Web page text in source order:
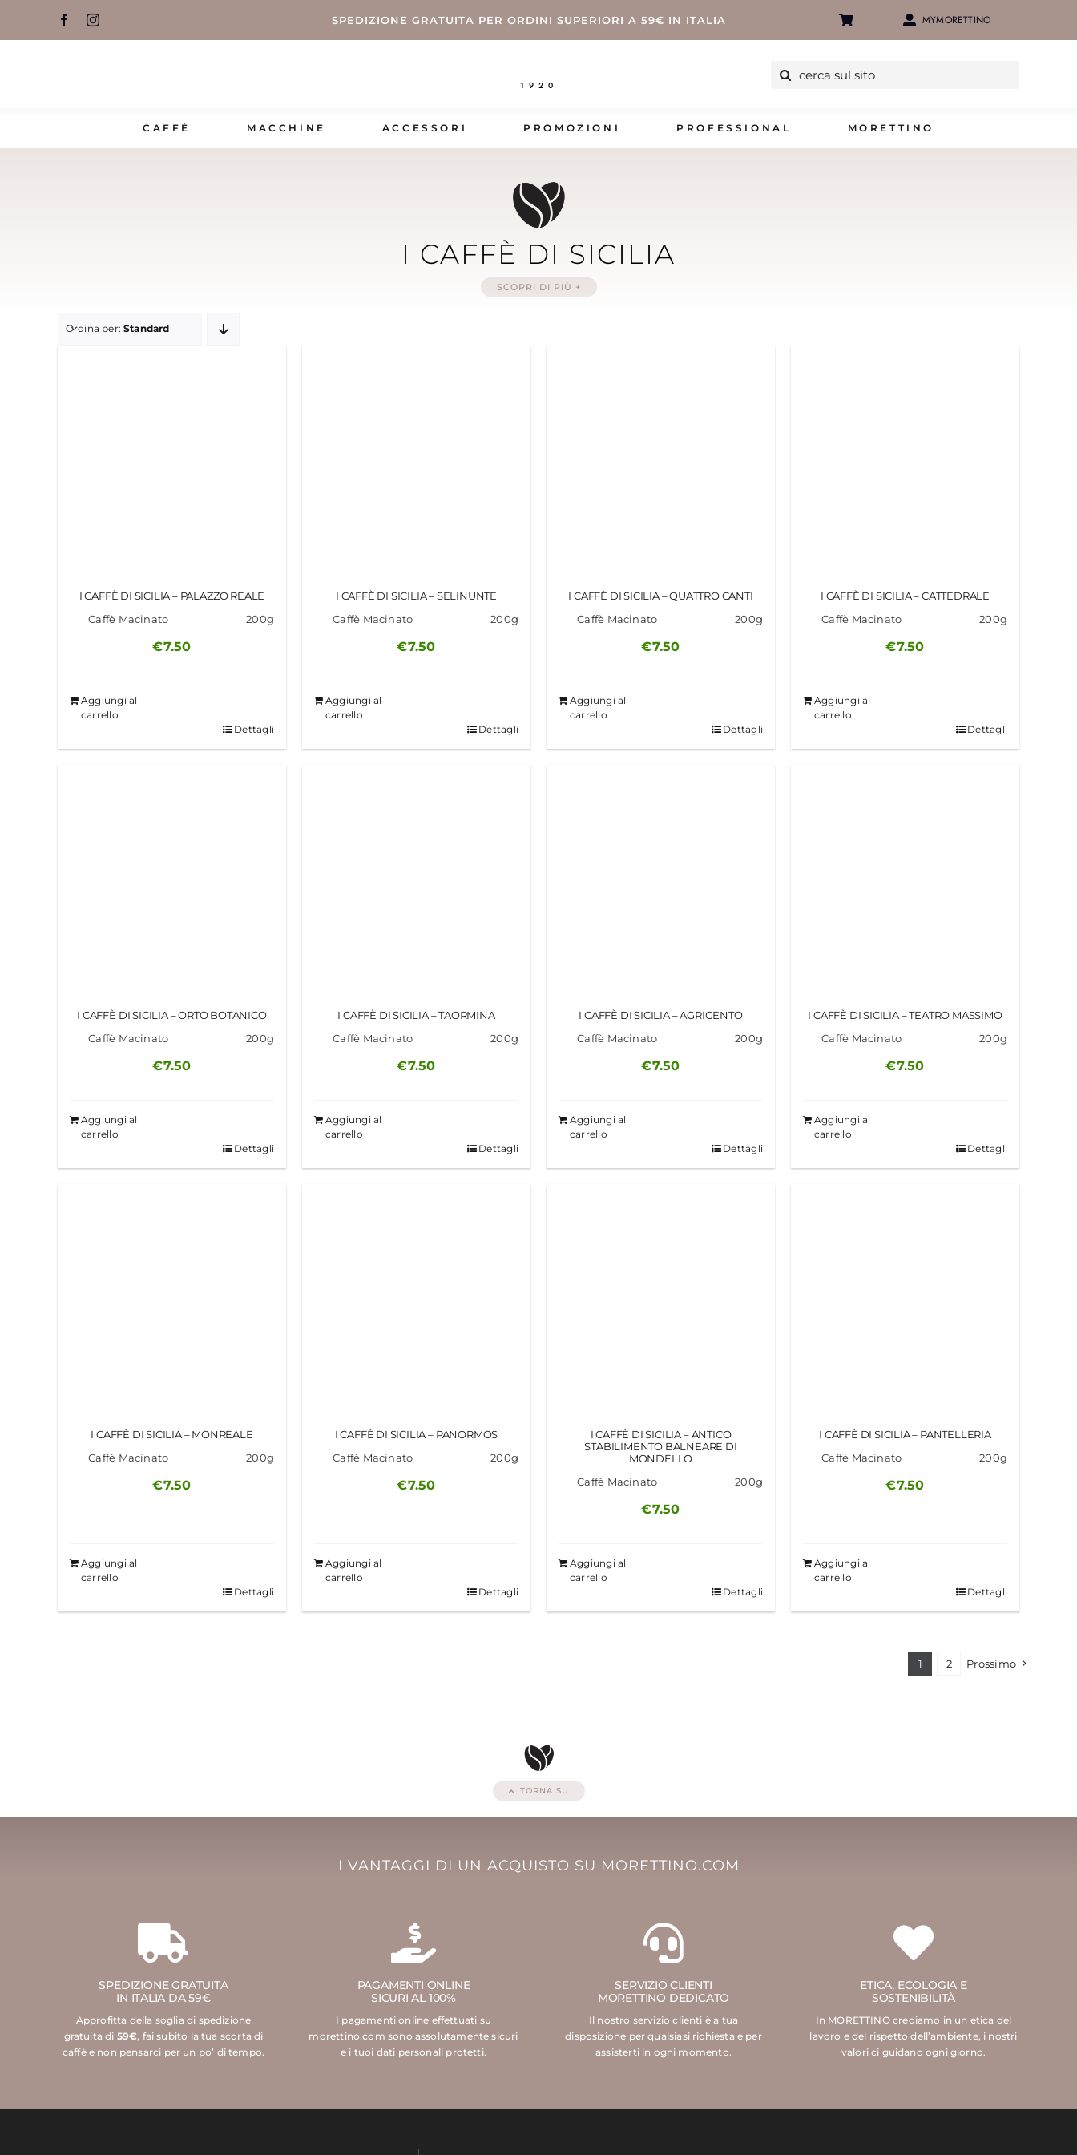
SPEDIZIONE GRATUITA PER ORDINI SUPERIORI A 59€ IN ITALIA MYMORETTINO
1920
Cerca
CAFFÈ MACCHINE ACCESSORI PROMOZIONI PROFESSIONAL MORETTINO
I CAFFÈ DI SICILIA
SCOPRI DI PIÙ +
Ordina per:Standard
I CAFFÈ DI SICILIA – PALAZZO REALE
Caffè Macinato
200g
€7.50
Aggiungi al
carrello
Dettagli
I CAFFÈ DI SICILIA – SELINUNTE
Caffè Macinato
200g
€7.50
Aggiungi al
carrello
Dettagli
I CAFFÈ DI SICILIA – QUATTRO CANTI
Caffè Macinato
200g
€7.50
Aggiungi al
carrello
Dettagli
I CAFFÈ DI SICILIA – CATTEDRALE
Caffè Macinato
200g
€7.50
Aggiungi al
carrello
Dettagli
I CAFFÈ DI SICILIA – ORTO BOTANICO
Caffè Macinato
200g
€7.50
Aggiungi al
carrello
Dettagli
I CAFFÈ DI SICILIA – TAORMINA
Caffè Macinato
200g
€7.50
Aggiungi al
carrello
Dettagli
I CAFFÈ DI SICILIA – AGRIGENTO
Caffè Macinato
200g
€7.50
Aggiungi al
carrello
Dettagli
I CAFFÈ DI SICILIA – TEATRO MASSIMO
Caffè Macinato
200g
€7.50
Aggiungi al
carrello
Dettagli
I CAFFÈ DI SICILIA – MONREALE
Caffè Macinato
200g
€7.50
Aggiungi al
carrello
Dettagli
I CAFFÈ DI SICILIA – PANORMOS
Caffè Macinato
200g
€7.50
Aggiungi al
carrello
Dettagli
I CAFFÈ DI SICILIA – ANTICO
STABILIMENTO BALNEARE DI
MONDELLO
Caffè Macinato
200g
€7.50
Aggiungi al
carrello
Dettagli
I CAFFÈ DI SICILIA – PANTELLERIA
Caffè Macinato
200g
€7.50
Aggiungi al
carrello
Dettagli
1 2 Prossimo
TORNA SU
I VANTAGGI DI UN ACQUISTO SU MORETTINO.COM
SPEDIZIONE GRATUITA
IN ITALIA DA 59€
Approfitta della soglia di spedizione
gratuita di 59€, fai subito la tua scorta di
caffè e non pensarci per un po’ di tempo.
PAGAMENTI ONLINE
SICURI AL 100%
I pagamenti online effettuati su
morettino.com sono assolutamente sicuri
e i tuoi dati personali protetti.
SERVIZIO CLIENTI
MORETTINO DEDICATO
Il nostro servizio clienti è a tua
disposizione per qualsiasi richiesta e per
assisterti in ogni momento.
ETICA, ECOLOGIA E
SOSTENIBILITÀ
In MORETTINO crediamo in un etica del
lavoro e del rispetto dell’ambiente, i nostri
valori ci guidano ogni giorno.